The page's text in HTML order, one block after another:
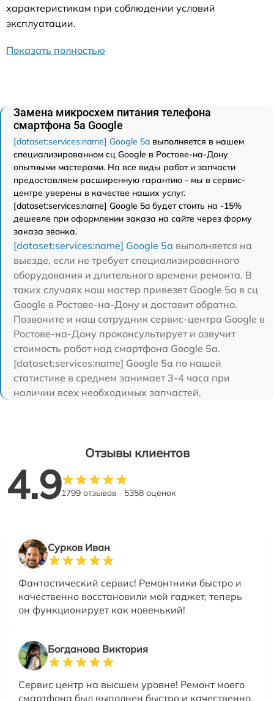
характеристикам при соблюдении условий
эксплуатации.
Показать полностью
Замена микросхем питания телефона
смартфона 5a Google
[dataset:services:name] Google 5a выполняется в нашем
специализированном сц Google в Ростове-на-Дону
опытными мастерами. На все виды работ и запчасти
предоставляем расширенную гарантию - мы в сервис-
центре уверены в качестве наших услуг.
[dataset:services:name] Google 5a будет стоить на -15%
дешевле при оформлении заказа на сайте через форму
заказа звонка.
[dataset:services:name] Google 5a выполняется на
выезде, если не требует специализированного
оборудования и длительного времени ремонта. В
таких случаях наш мастер привезет Google 5a в сц
Google в Ростове-на-Дону и доставит обратно.
Позвоните и наш сотрудник сервис-центра Google в
Ростове-на-Дону проконсультирует и озвучит
стоимость работ над смартфона Google 5a.
[dataset:services:name] Google 5a по нашей
статистике в среднем занимает 3-4 часа при
наличии всех необходимых запчастей.
Отзывы клиентов
4.91799 отзывов 5358 оценок
Сурков Иван
Фантастический сервис! Ремонтники быстро и
качественно восстановили мой гаджет, теперь
он функционирует как новенький!
Богданова Виктория
Сервис центр на высшем уровне! Ремонт моего
смартфона был выполнен быстро и качественно.